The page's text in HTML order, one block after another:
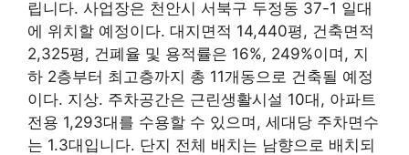
립니다. 사업장은 천안시 서북구 두정동 37-1 일대
에 위치할 예정이다. 대지면적 14,440평, 건축면적
2,325평, 건폐율 및 용적률은 16%, 249%이며, 지
하 2층부터 최고층까지 총 11개동으로 건축될 예정
이다. 지상. 주차공간은 근린생활시설 10대, 아파트
전용 1,293대를 수용할 수 있으며, 세대당 주차면수
는 1.3대입니다. 단지 전체 배치는 남향으로 배치되